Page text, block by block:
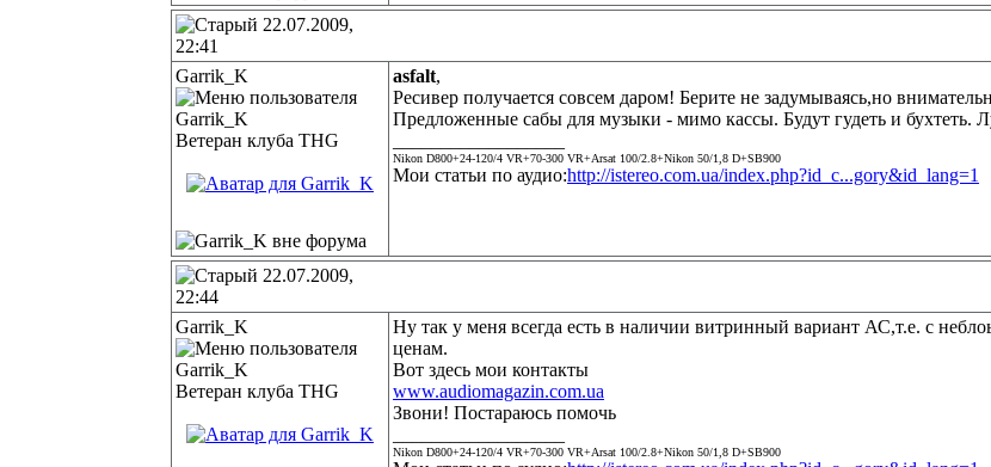
22.07.2009,
22:41
Garrik_K
Ветеран клуба THG
asfalt,
Ресивер получается совсем даром! Берите не задумываясь,но
Предложенные сабы для музыки - мимо кассы. Будут гудеть и бухтеть.
Nikon D800+24-120/4 VR+70-300 VR+Arsat 100/2.8+Nikon 50/1,8 D+SB900
Мои статьи по аудио:http://istereo.com.ua/index.php?id_c...gory&id_lang=1
22.07.2009,
22:44
Garrik_K
Ветеран клуба THG
Ну так у меня всегда есть в наличии витринный вариант АС,т.е. с
ценам.
Вот здесь мои контакты
www.audiomagazin.com.ua
Звони! Постараюсь помочь
Nikon D800+24-120/4 VR+70-300 VR+Arsat 100/2.8+Nikon 50/1,8 D+SB900